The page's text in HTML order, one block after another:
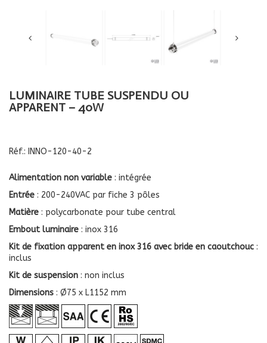
LUMINAIRE TUBE SUSPENDU OU
APPARENT – 40W
Réf.: INNO-120-40-2
Alimentation non variable : intégrée
Entrée : 200-240VAC par fiche 3 pôles
Matière : polycarbonate pour tube central
Embout luminaire : inox 316
Kit de fixation apparent en inox 316 avec bride en caoutchouc :
inclus
Kit de suspension : non inclus
Dimensions : Ø75 x L1152 mm